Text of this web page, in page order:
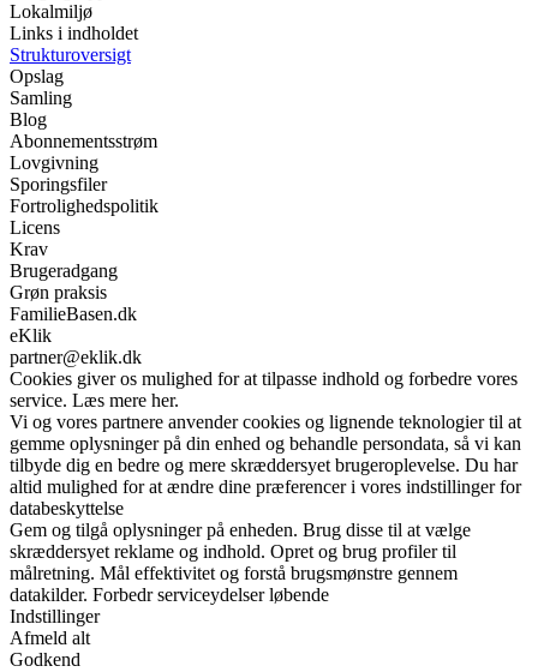
Lokalmiljø
Links i indholdet
Strukturoversigt
Opslag
Samling
Blog
Abonnementsstrøm
Lovgivning
Sporingsfiler
Fortrolighedspolitik
Licens
Krav
Brugeradgang
Grøn praksis
FamilieBasen.dk
eKlik
partner@eklik.dk
Cookies giver os mulighed for at tilpasse indhold og forbedre vores
service. Læs mere her.
Vi og vores partnere anvender cookies og lignende teknologier til at
gemme oplysninger på din enhed og behandle persondata, så vi kan
tilbyde dig en bedre og mere skræddersyet brugeroplevelse. Du har
altid mulighed for at ændre dine præferencer i vores indstillinger for
databeskyttelse
Gem og tilgå oplysninger på enheden. Brug disse til at vælge
skræddersyet reklame og indhold. Opret og brug profiler til
målretning. Mål effektivitet og forstå brugsmønstre gennem
datakilder. Forbedr serviceydelser løbende
Indstillinger
Afmeld alt
Godkend